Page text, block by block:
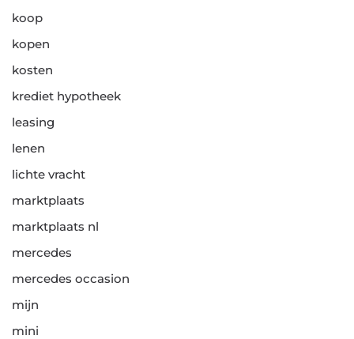
koop
kopen
kosten
krediet hypotheek
leasing
lenen
lichte vracht
marktplaats
marktplaats nl
mercedes
mercedes occasion
mijn
mini